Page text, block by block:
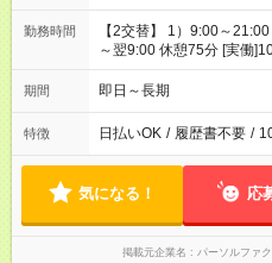
勤務時間
【2交替】 1）9:00～
～翌9:00 休憩75分 [実働
期間 即日～長期
特徴 日払いOK / 履歴書不要 /
気になる！ 応
掲載元企業名 パーソルファ